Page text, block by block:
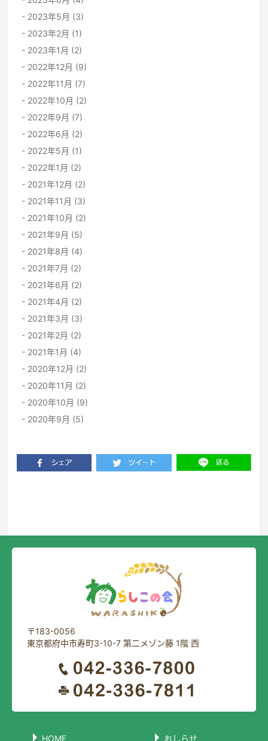
2023年5月 (3)
2023年2月 (1)
2023年1月 (2)
2022年12月 (9)
2022年11月 (7)
2022年10月 (2)
2022年9月 (7)
2022年6月 (2)
2022年5月 (1)
2022年1月 (2)
2021年12月 (2)
2021年11月 (3)
2021年10月 (2)
2021年9月 (5)
2021年8月 (4)
2021年7月 (2)
2021年6月 (2)
2021年4月 (2)
2021年3月 (3)
2021年2月 (2)
2021年1月 (4)
2020年12月 (2)
2020年11月 (2)
2020年10月 (9)
2020年9月 (5)
〒183-0056
東京都府中市寿町3-10-7 第二メゾン藤 1階 西
HOME おしらせ